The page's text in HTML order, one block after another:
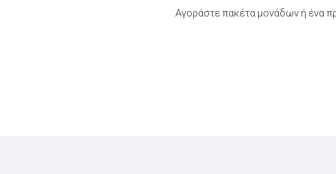
Αγοράστε πακέτα μονάδων ή ένα